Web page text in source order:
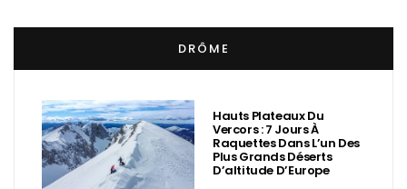
DRÔME
Hauts Plateaux Du
Vercors : 7 Jours À
Raquettes Dans L’un Des
Plus Grands Déserts
D’altitude D’Europe